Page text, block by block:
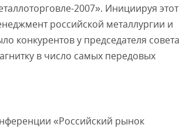
2007». Инициируя этот
российской металлургии и
конкурентов у председателя совета
в число самых передовых
«Российский рынок